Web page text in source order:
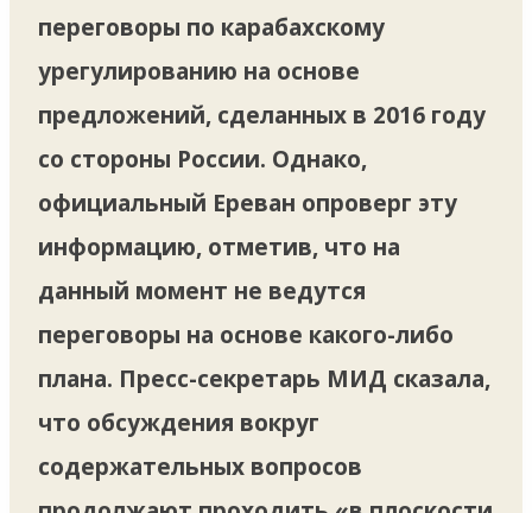
переговоры по карабахскому
урегулированию на основе
предложений, сделанных в 2016 году
со стороны России. Однако,
официальный Ереван опроверг эту
информацию, отметив, что на
данный момент не ведутся
переговоры на основе какого-либо
плана. Пресс-секретарь МИД сказала,
что обсуждения вокруг
содержательных вопросов